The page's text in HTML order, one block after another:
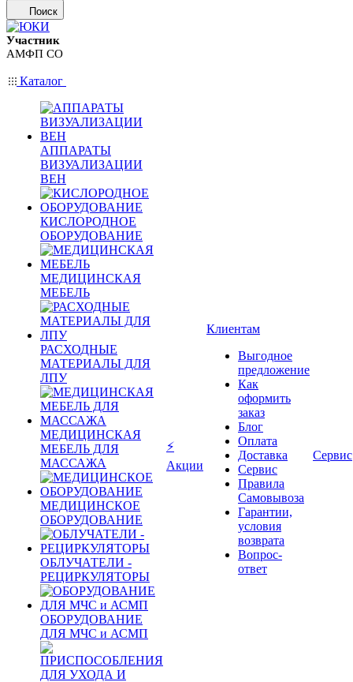
Поиск
Участник
АМФП СО
Каталог
АППАРАТЫ
ВИЗУАЛИЗАЦИИ
ВЕН
КИСЛОРОДНОЕ
ОБОРУДОВАНИЕ
МЕДИЦИНСКАЯ
МЕБЕЛЬ
РАСХОДНЫЕ
МАТЕРИАЛЫ ДЛЯ
ЛПУ
МЕДИЦИНСКАЯ
МЕБЕЛЬ ДЛЯ
МАССАЖА
МЕДИЦИНСКОЕ
ОБОРУДОВАНИЕ
ОБЛУЧАТЕЛИ -
РЕЦИРКУЛЯТОРЫ
ОБОРУДОВАНИЕ
ДЛЯ МЧС и АСМП
⚡
Акции
Клиентам
Выгодное
предложение
Как
оформить
заказ
Блог
Оплата
Доставка
Сервис
Правила
Самовывоза
Гарантии,
условия
возврата
Вопрос-
ответ
Сервис